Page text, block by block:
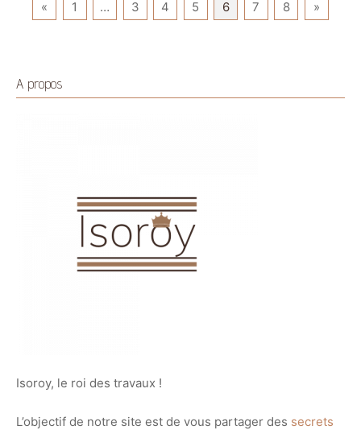
Pagination
« 1 … 3 4 5 6 7 8 »
A propos
Isoroy, le roi des travaux !
L’objectif de notre site est de vous partager des secrets